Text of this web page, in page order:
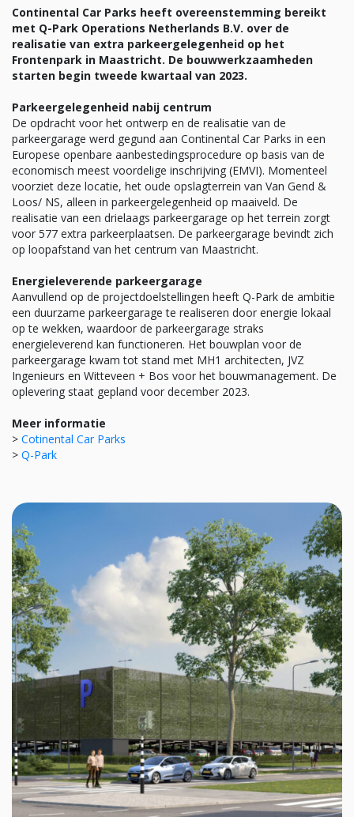
Continental Car Parks heeft overeenstemming bereikt
met Q-Park Operations Netherlands B.V. over de
realisatie van extra parkeergelegenheid op het
Frontenpark in Maastricht. De bouwwerkzaamheden
starten begin tweede kwartaal van 2023.
Parkeergelegenheid nabij centrum
De opdracht voor het ontwerp en de realisatie van de
parkeergarage werd gegund aan Continental Car Parks in een
Europese openbare aanbestedingsprocedure op basis van de
economisch meest voordelige inschrijving (EMVI). Momenteel
voorziet deze locatie, het oude opslagterrein van Van Gend &
Loos/ NS, alleen in parkeergelegenheid op maaiveld. De
realisatie van een drielaags parkeergarage op het terrein zorgt
voor 577 extra parkeerplaatsen. De parkeergarage bevindt zich
op loopafstand van het centrum van Maastricht.
Energieleverende parkeergarage
Aanvullend op de projectdoelstellingen heeft Q-Park de ambitie
een duurzame parkeergarage te realiseren door energie lokaal
op te wekken, waardoor de parkeergarage straks
energieleverend kan functioneren. Het bouwplan voor de
parkeergarage kwam tot stand met MH1 architecten, JVZ
Ingenieurs en Witteveen + Bos voor het bouwmanagement. De
oplevering staat gepland voor december 2023.
Meer informatie
> Cotinental Car Parks
> Q-Park